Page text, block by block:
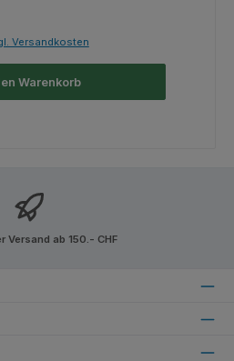
Versandkosten
Warenkorb
Versand ab 150.- CHF